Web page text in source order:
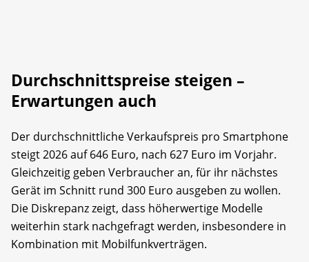
Durchschnittspreise steigen –
Erwartungen auch
Der durchschnittliche Verkaufspreis pro Smartphone
steigt 2026 auf 646 Euro, nach 627 Euro im Vorjahr.
Gleichzeitig geben Verbraucher an, für ihr nächstes
Gerät im Schnitt rund 300 Euro ausgeben zu wollen.
Die Diskrepanz zeigt, dass höherwertige Modelle
weiterhin stark nachgefragt werden, insbesondere in
Kombination mit Mobilfunkverträgen.